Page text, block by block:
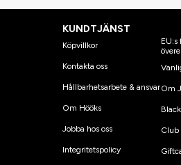
KUNDTJÄNST
Köpvillkor
Kontakta oss
Hållbarhetsarbete & ansvar
Om Hööks
Jobba hos oss
Integritetspolicy
EU:s
Om
Club